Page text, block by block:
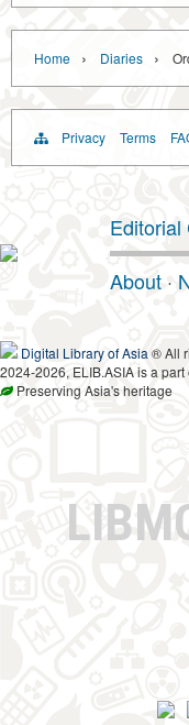
Home › Diaries ›
Privacy Terms
Editorial
About ·
Digital Library of Asia ® All
2024-2026, ELIB.ASIA is a
Preserving Asia's heritage